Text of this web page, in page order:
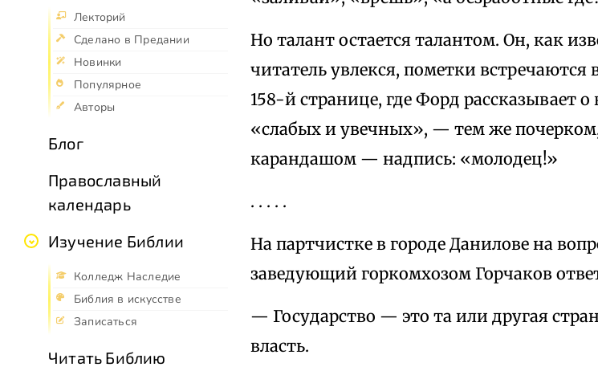
Лекторий
Сделано в Предании
Новинки
Популярное
Авторы
Блог
Православный
календарь
Изучение Библии
Колледж Наследие
Библия в искусстве
Записаться
Читать Библию
Но талант остается талантом. Он, как
читатель увлекся, пометки
158-й странице, где Форд рассказывает
«слабых и увечных», — тем же
карандашом — надпись: «молодец!»
. . . . .
На партчистке в городе Данилове на
заведующий горкомхозом Горчаков
— Государство — это та или другая
власть.